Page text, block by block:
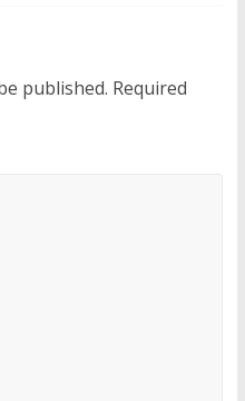
published. Required